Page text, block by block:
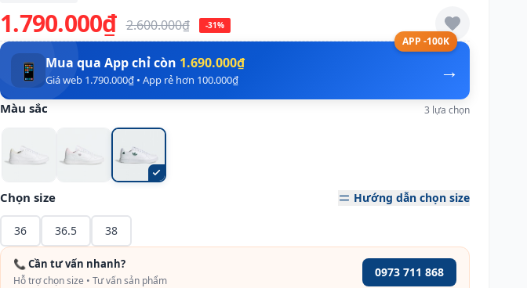
1.790.000₫ 2.600.000₫ -31%
APP -100K
→
📱 Mua qua App chỉ còn 1.690.000₫
Giá web 1.790.000₫ • App rẻ hơn 100.000₫
Màu sắc 3 lựa chọn
Chọn size Hướng dẫn chọn size
36 36.5 38
📞 Cần tư vấn nhanh?
Hỗ trợ chọn size • Tư vấn sản phẩm
0973 711 868